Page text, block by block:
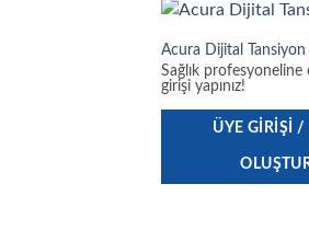
Acura Dijital
Sağlık
girişi yapınız!
ÜYE GIRIŞI /